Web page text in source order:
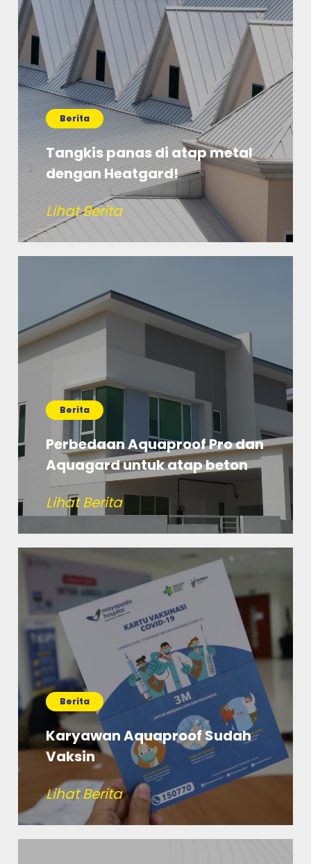
Berita
Tangkis panas di atap metal
dengan Heatgard!
Lihat Berita
Berita
Perbedaan Aquaproof Pro dan
Aquagard untuk atap beton
Lihat Berita
Berita
Karyawan Aquaproof Sudah
Vaksin
Lihat Berita